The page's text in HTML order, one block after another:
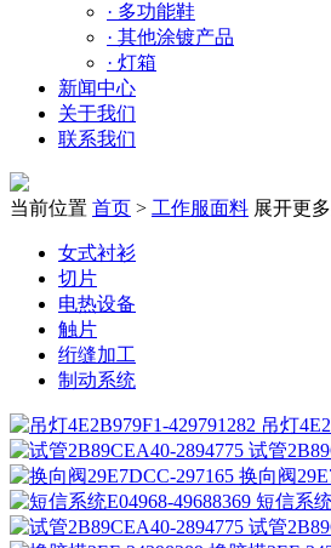
· 多功能鞋
· 其他涂镀产品
· 灯箱
新闻中心
关于我们
联系我们
当前位置 首页 > 工作服面料 展开更
女式衬衫
切片
电热设备
触片
绗缝加工
制动系统
吊灯
试管
换向阀
短信系
试管